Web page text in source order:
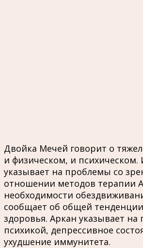
Двойка Мечей говорит о
и физическом, и психическом.
указывает на проблемы со
отношении методов терапии
необходимости
сообщает об общей
здоровья. Аркан указывает
психикой, депрессивное
ухудшение иммунитета.